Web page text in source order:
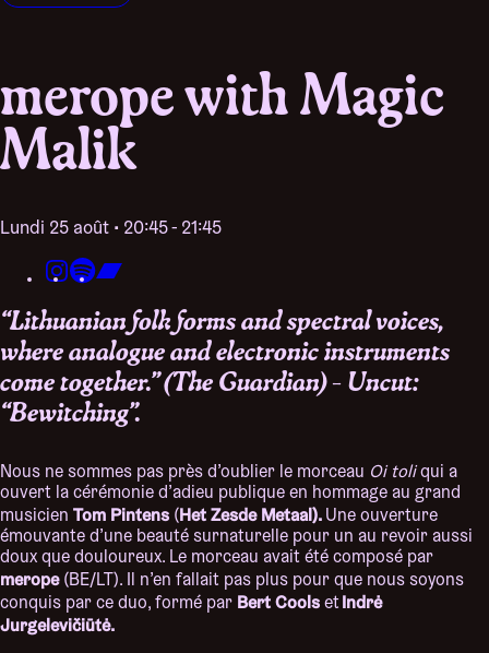
merope with Magic
Malik
lundi 25 août • 20:45 - 21:45
“Lithuanian folk forms and spectral voices,
where analogue and electronic instruments
come together.” (The Guardian) - Uncut:
“Bewitching”.
Nous ne sommes pas près d’oublier le morceau Oi toliqui a
ouvert la cérémonie d’adieu publique en hommage au grand
musicien Tom Pintens (Het Zesde Metaal). Une ouverture
émouvante d’une beauté surnaturelle pour un au revoir aussi
doux que douloureux. Le morceau avait été composé par
merope(BE/LT). Il n’en fallait pas plus pour que nous soyons
conquis par ce duo, formé par Bert Cools etIndrė
Jurgelevičiūtė.